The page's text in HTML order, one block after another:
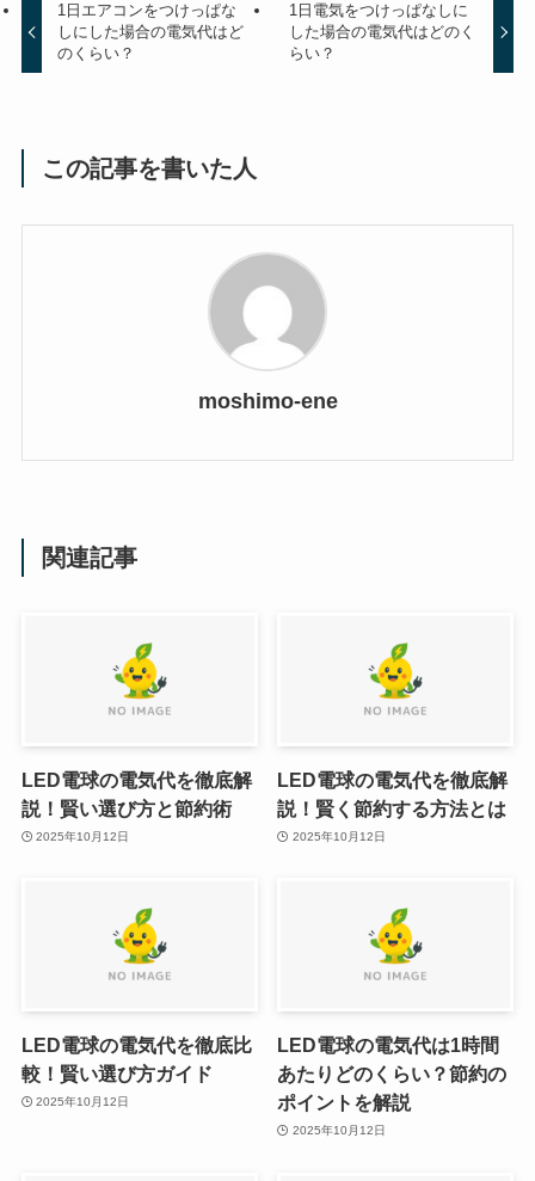
1日エアコンをつけっぱな
しにした場合の電気代はど
のくらい？
1日電気をつけっぱなしに
した場合の電気代はどのく
らい？
この記事を書いた人
moshimo-ene
関連記事
LED電球の電気代を徹底解
説！賢い選び方と節約術
2025年10月12日
LED電球の電気代を徹底解
説！賢く節約する方法とは
2025年10月12日
LED電球の電気代を徹底比
較！賢い選び方ガイド
2025年10月12日
LED電球の電気代は1時間
あたりどのくらい？節約の
ポイントを解説
2025年10月12日